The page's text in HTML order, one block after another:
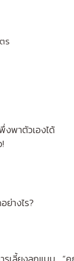
ร
พาตัวเองได้
างไร?